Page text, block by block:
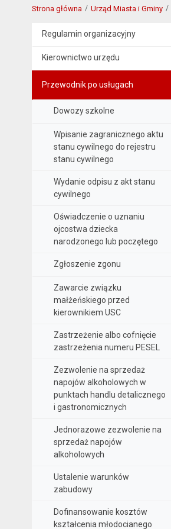
Strona główna Urząd Miasta i Gminy
Regulamin organizacyjny
Kierownictwo urzędu
Przewodnik po usługach
Dowozy szkolne
Wpisanie zagranicznego aktu
stanu cywilnego do rejestru
stanu cywilnego
Wydanie odpisu z akt stanu
cywilnego
Oświadczenie o uznaniu
ojcostwa dziecka
narodzonego lub poczętego
Zgłoszenie zgonu
Zawarcie związku
małżeńskiego przed
kierownikiem USC
Zastrzeżenie albo cofnięcie
zastrzeżenia numeru PESEL
Zezwolenie na sprzedaż
napojów alkoholowych w
punktach handlu detalicznego
i gastronomicznych
Jednorazowe zezwolenie na
sprzedaż napojów
alkoholowych
Ustalenie warunków
zabudowy
Dofinansowanie kosztów
kształcenia młodocianego